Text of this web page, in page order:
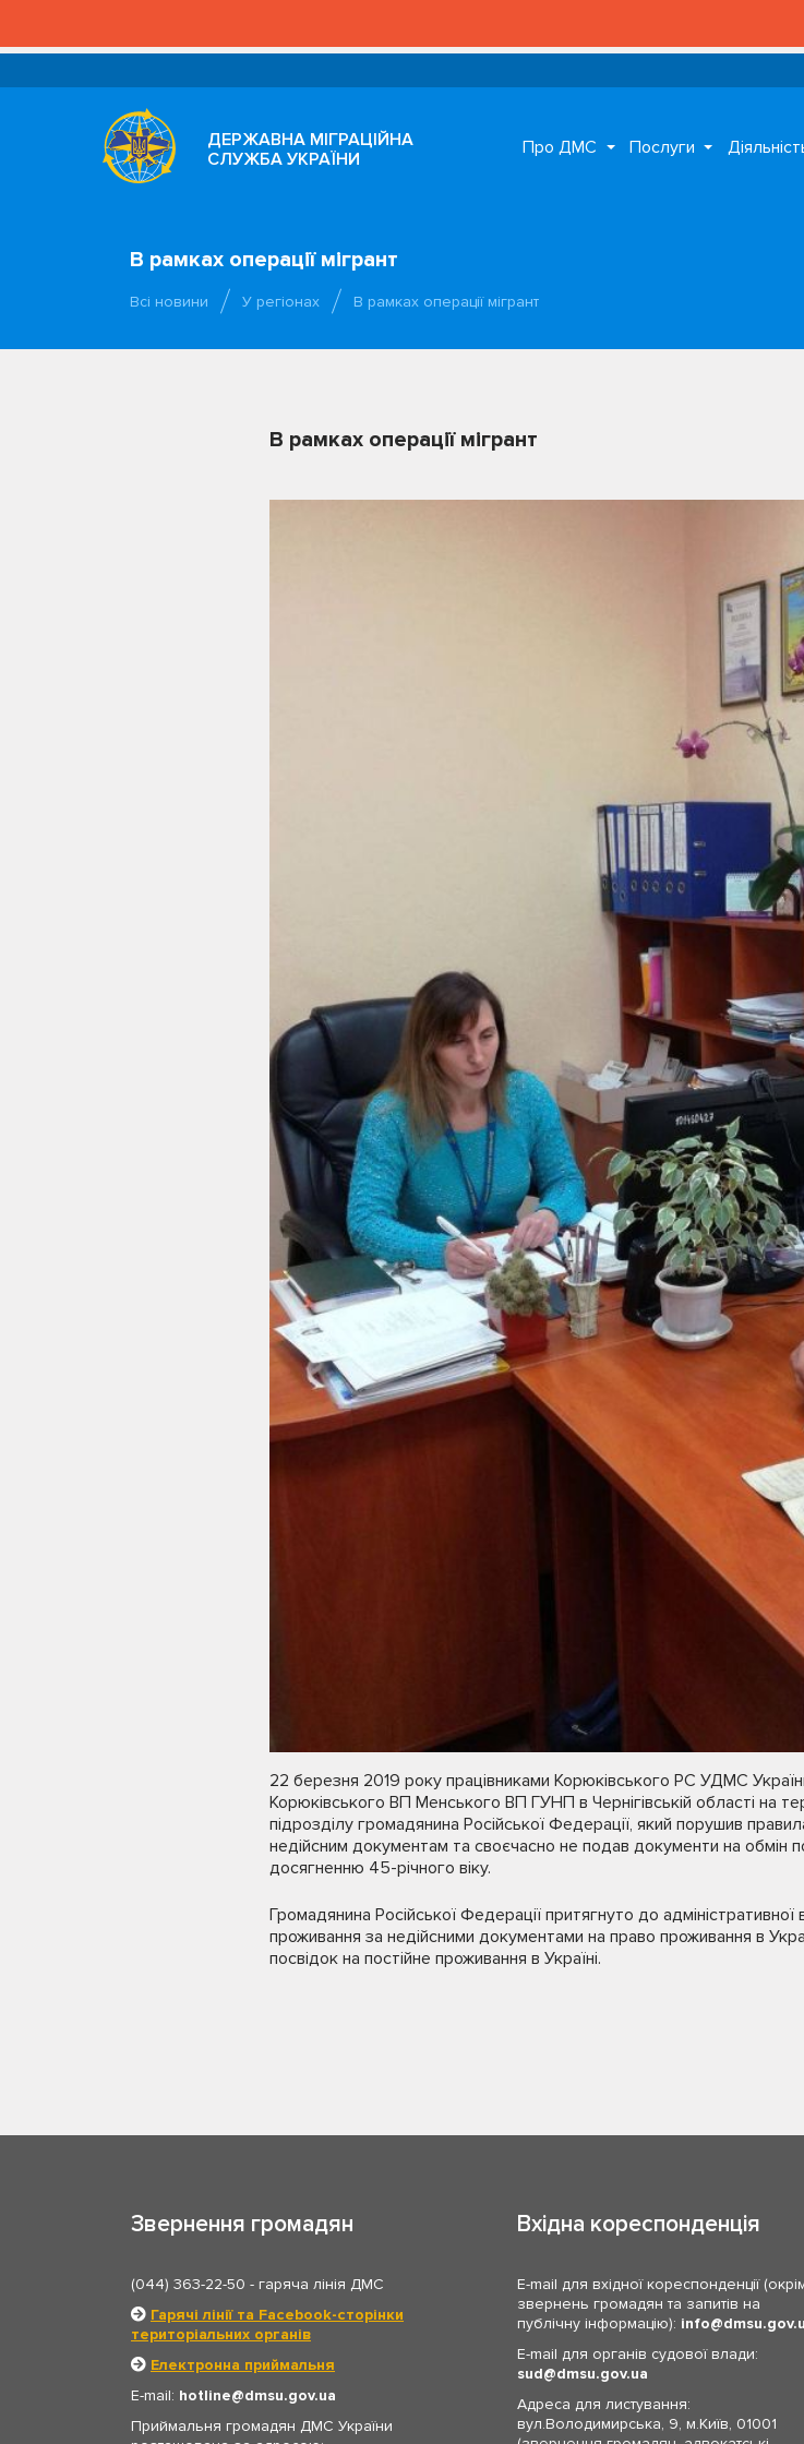
ДЕРЖАВНА МІГРАЦІЙНА
СЛУЖБА УКРАЇНИ
Про ДМС Послуги
В рамках операції мігрант
Всі новини У регіонах В рамках операції мігрант
В рамках операції мігрант
22 березня 2019 року працівниками Корюківського РС УДМС України
Корюківського ВП Менського ВП ГУНП в Чернігівській області на
підрозділу громадянина Російської Федерації, який порушив
недійсним документам та своєчасно не подав документи на обмін
досягненню 45-річного віку.
Громадянина Російської Федерації притягнуто до адміністративної
проживання за недійсними документами на право проживання в
посвідок на постійне проживання в Україні.
Звернення громадян
(044) 363-22-50 - гаряча лінія ДМС
Гарячі лінії та Facebook-сторінки
територіальних органів
Електронна приймальня
E-mail: hotline
dmsu.gov.ua
Приймальня громадян ДМС України
Вхідна кореспонденція
E-mail для вхідної кореспонденції
звернень громадян та запитів на
публічну інформацію): info
E-mail для органів судової влади:
sud
dmsu.gov.ua
Адреса для листування:
вул.Володимирська, 9, м.Київ, 01001